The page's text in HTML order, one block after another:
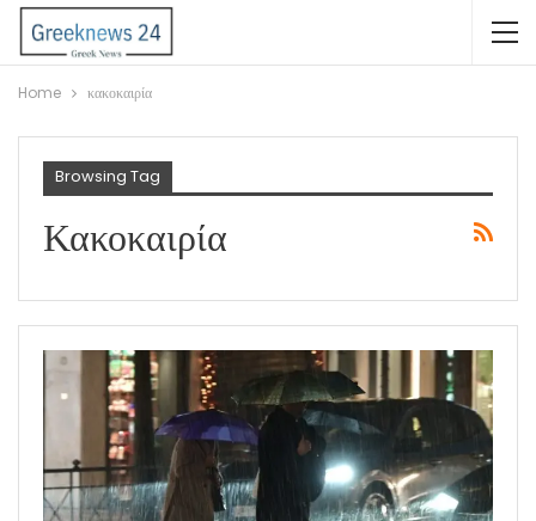
Home κακοκαιρία
Browsing Tag
Κακοκαιρία